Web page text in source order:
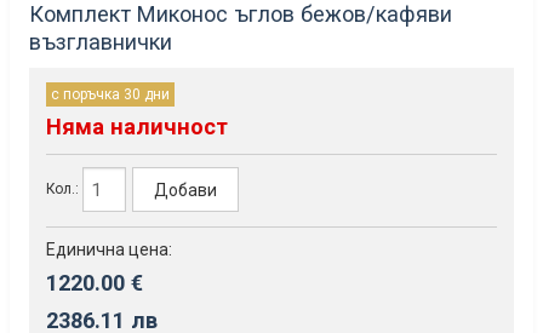
Комплект Миконос ъглов бежов/кафяви
възглавнички
с поръчка 30 дни
Няма наличност
Кол.: Добави
Единична цена:
1220.00 €
2386.11 лв